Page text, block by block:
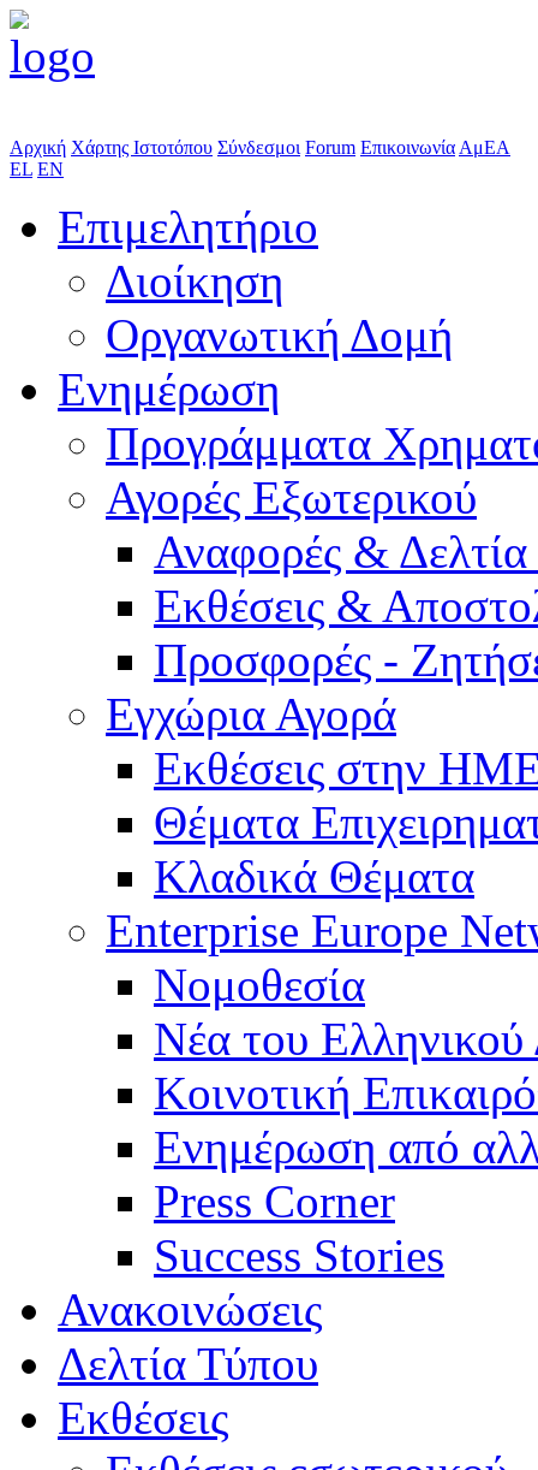
Αρχική Χάρτης Ιστοτόπου Σύνδεσμοι Forum Επικοινωνία ΑμΕΑ
EL EN
Επιμελητήριο
Διοίκηση
Οργανωτική Δομή
Ενημέρωση
Προγράμματα
Αγορές Εξωτερικού
Αναφορές &
Εκθέσεις &
Προσφορές -
Εγχώρια Αγορά
Εκθέσεις στην
Θέματα
Κλαδικά Θέματα
Enterprise Europe
Νομοθεσία
Νέα του Ελληνικού
Κοινοτική
Ενημέρωση από
Press Corner
Success Stories
Ανακοινώσεις
Δελτία Τύπου
Εκθέσεις